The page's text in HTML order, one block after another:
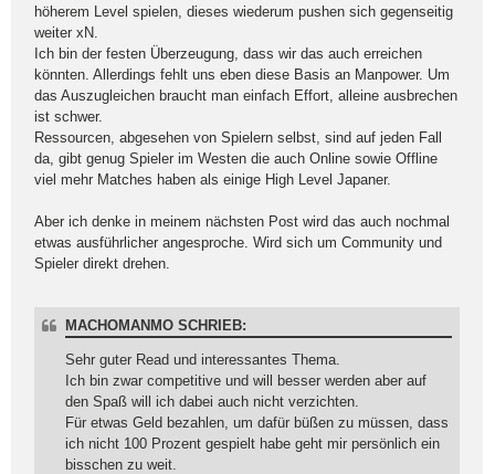
höherem Level spielen, dieses wiederum pushen sich gegenseitig
weiter xN.
Ich bin der festen Überzeugung, dass wir das auch erreichen
könnten. Allerdings fehlt uns eben diese Basis an Manpower. Um
das Auszugleichen braucht man einfach Effort, alleine ausbrechen
ist schwer.
Ressourcen, abgesehen von Spielern selbst, sind auf jeden Fall
da, gibt genug Spieler im Westen die auch Online sowie Offline
viel mehr Matches haben als einige High Level Japaner.
Aber ich denke in meinem nächsten Post wird das auch nochmal
etwas ausführlicher angesproche. Wird sich um Community und
Spieler direkt drehen.
MACHOMANMO SCHRIEB:
Sehr guter Read und interessantes Thema.
Ich bin zwar competitive und will besser werden aber auf
den Spaß will ich dabei auch nicht verzichten.
Für etwas Geld bezahlen, um dafür büßen zu müssen, dass
ich nicht 100 Prozent gespielt habe geht mir persönlich ein
bisschen zu weit.